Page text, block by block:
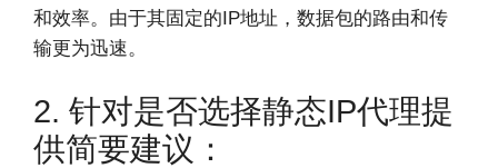
和效率。由于其固定的IP地址，数据包的路由和传
输更为迅速。
2. 针对是否选择静态IP代理提
供简要建议：